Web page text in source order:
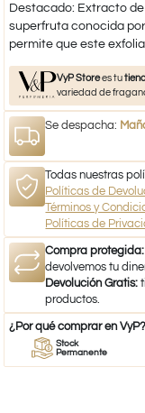
Destacado: Extracto
superfruta conocida
permite que este
VyP Storees tu
variedad de
Se despacha:
Todas nuestras
Políticas de
Términos y
Políticas de
Compra protegida:
devolvemos tu
Devolución Gratis:
productos.
¿Por qué comprar en VyP?
Stock
Permanente